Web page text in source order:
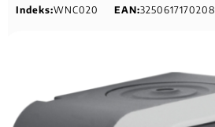
Indeks:WNC020 EAN:3250617170208